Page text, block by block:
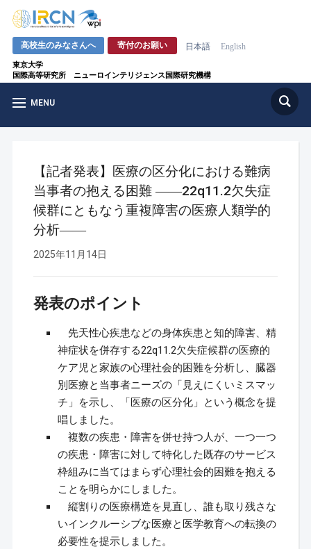
東京大学
国際高等研究所 ニューロインテリジェンス国際研究機構
高校生のみなさんへ 寄付のお願い 日本語 English
MENU
【記者発表】医療の区分化における難病
当事者の抱える困難 ――22q11.2欠失症
候群にともなう重複障害の医療人類学的
分析――
2025年11月14日
発表のポイント
先天性心疾患などの身体疾患と知的障害、精
神症状を併存する22q11.2欠失症候群の医療的
ケア児と家族の心理社会的困難を分析し、臓器
別医療と当事者ニーズの「見えにくいミスマッ
チ」を示し、「医療の区分化」という概念を提
唱しました。
複数の疾患・障害を併せ持つ人が、一つ一つ
の疾患・障害に対して特化した既存のサービス
枠組みに当てはまらず心理社会的困難を抱える
ことを明らかにしました。
縦割りの医療構造を見直し、誰も取り残さな
いインクルーシブな医療と医学教育への転換の
必要性を提示しました。